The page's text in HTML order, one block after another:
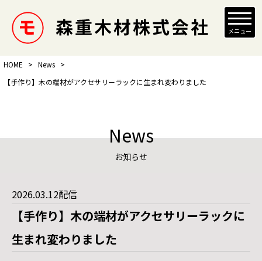
メニュー
HOME > News >
【手作り】木の端材がアクセサリーラックに生まれ変わりました
News
お知らせ
2026.03.12配信
【手作り】木の端材がアクセサリーラックに
生まれ変わりました